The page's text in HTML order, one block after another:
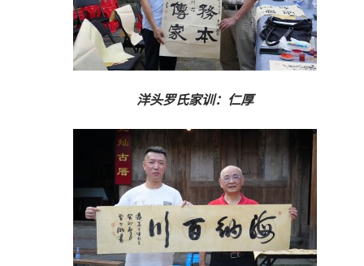
洋头罗氏家训：仁厚